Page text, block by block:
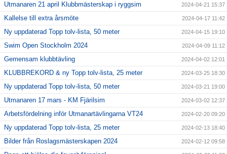
Utmanaren 21 april Klubbmästerskap i ryggsim 2024-04-21 15:37
Kallelse till extra årsmöte 2024-04-17 11:42
Ny uppdaterad Topp tolv-lista, 50 meter 2024-04-15 19:10
Swim Open Stockholm 2024 2024-04-09 11:12
Gemensam klubbtävling 2024-04-02 12:01
KLUBBREKORD & ny Topp tolv-lista, 25 meter 2024-03-25 18:30
Ny uppdaterad Topp tolv-lista, 50 meter 2024-03-21 19:00
Utmanaren 17 mars - KM Fjärilsim 2024-03-02 12:37
Arbetsfördelning inför Utmanartävlingarna VT24 2024-02-20 09:20
Ny uppdaterad Topp tolv-lista, 25 meter 2024-02-13 18:40
Bilder från Roslagsmästerskapen 2024 2024-02-12 09:58